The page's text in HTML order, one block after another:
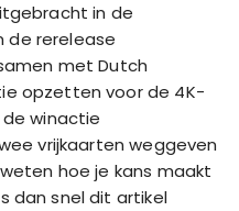
in de
de rerelease
met Dutch
opzetten voor de 4K-
winactie
vrijkaarten weggeven
hoe je kans maakt
dan snel dit artikel